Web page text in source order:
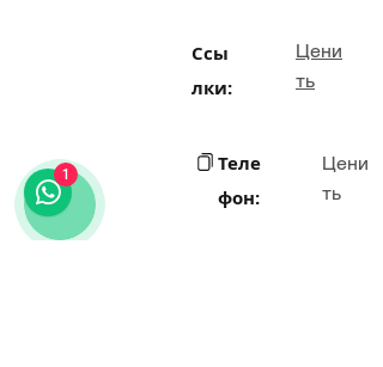
Ссы
лки:
Цени
ть
Теле
фон:
Цени
ть
1